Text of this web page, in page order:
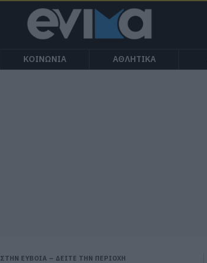
ΚΟΙΝΩΝΙΑ ΑΘΛΗΤΙΚΑ
ΕΥΒΟΙΑ – ΔΕΙΤΕ ΤΗΝ ΠΕΡΙΟΧΗ